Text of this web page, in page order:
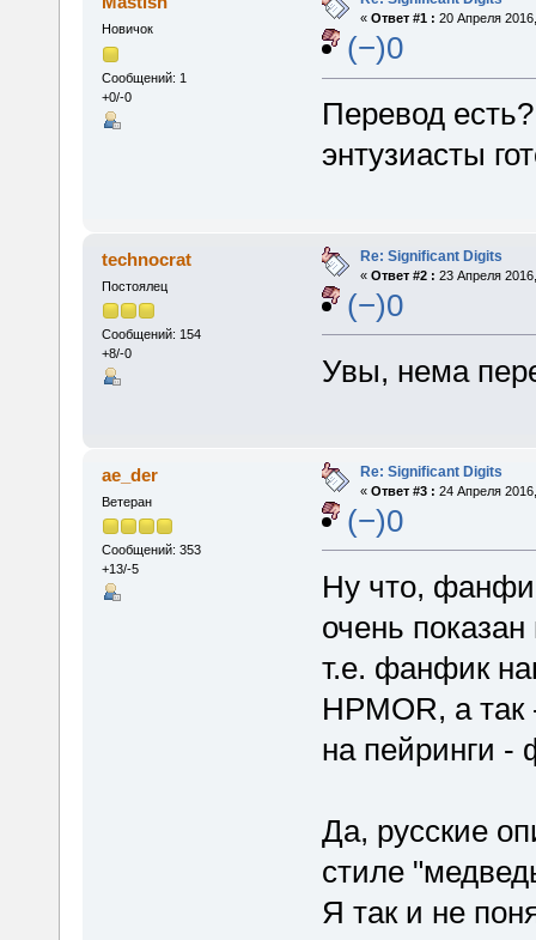
Новичок
Сообщений: 1
+0/-0
« Ответ #1 : 20 Апреля
(−)0
Перевод
энтузиасты
technocrat
Постоялец
Сообщений: 154
+8/-0
Re: Significant Digits
« Ответ #2 : 23 Апреля
(−)0
Увы, нема
ae_der
Ветеран
Сообщений: 353
+13/-5
Re: Significant Digits
« Ответ #3 : 24 Апреля
(−)0
Ну что,
очень
т.е. фанфик
HPMOR, а
на пейринги -
Да, русские
стиле
Я так и не